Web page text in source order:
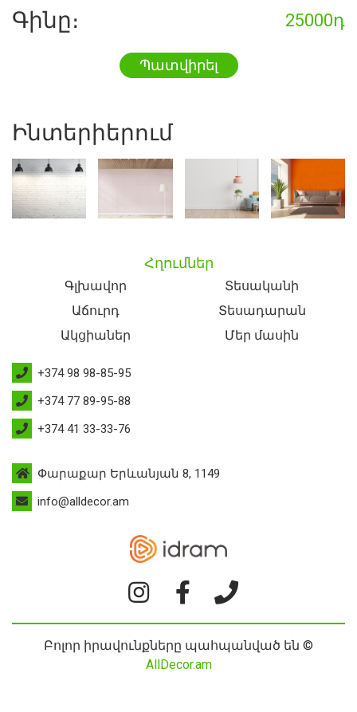
Գինը։ 25000դ
Պատվիրել
Ինտերիերում
Հղումներ
Գլխավոր
Տեսականի
Աճուրդ
Տեսադարան
Ակցիաներ
Մեր մասին
+374 98 98-85-95
+374 77 89-95-88
+374 41 33-33-76
Փարաքար Երևանյան 8, 1149
info@alldecor.am
Բոլոր իրավունքները պահպանված են ©
AllDecor.am